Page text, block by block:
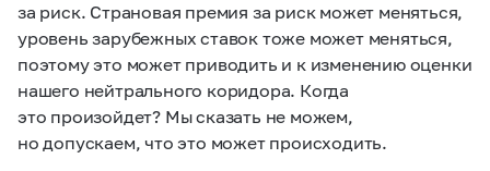
за риск. Страновая премия за риск может меняться,
уровень зарубежных ставок тоже может меняться,
поэтому это может приводить и к изменению оценки
нашего нейтрального коридора. Когда
это произойдет? Мы сказать не можем,
но допускаем, что это может происходить.